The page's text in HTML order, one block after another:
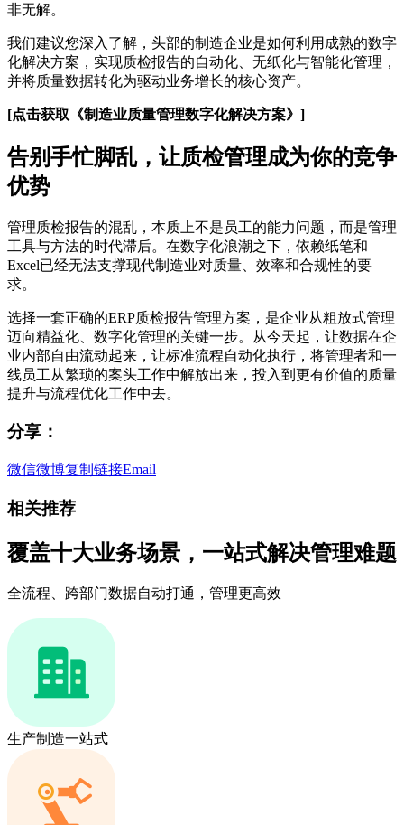
非无解。
我们建议您深入了解，头部的制造企业是如何利用成熟的数字
化解决方案，实现质检报告的自动化、无纸化与智能化管理，
并将质量数据转化为驱动业务增长的核心资产。
[点击获取《制造业质量管理数字化解决方案》]
告别手忙脚乱，让质检管理成为你的竞争
优势
管理质检报告的混乱，本质上不是员工的能力问题，而是管理
工具与方法的时代滞后。在数字化浪潮之下，依赖纸笔和
Excel已经无法支撑现代制造业对质量、效率和合规性的要
求。
选择一套正确的ERP质检报告管理方案，是企业从粗放式管理
迈向精益化、数字化管理的关键一步。从今天起，让数据在企
业内部自由流动起来，让标准流程自动化执行，将管理者和一
线员工从繁琐的案头工作中解放出来，投入到更有价值的质量
提升与流程优化工作中去。
分享：
微信微博复制链接Email
相关推荐
覆盖十大业务场景，一站式解决管理难题
全流程、跨部门数据自动打通，管理更高效
生产制造一站式